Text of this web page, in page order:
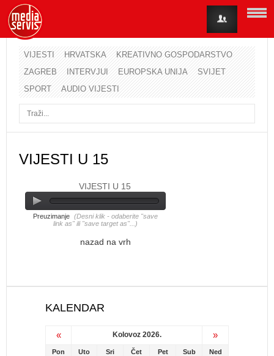
VIJESTI HRVATSKA
KREATIVNO GOSPODARSTVO
ZAGREB
INTERVJUI EUROPSKA UNIJA
SVIJET
SPORT
AUDIO VIJESTI
VIJESTI U 15
VIJESTI U 15
Preuzimanje (Desni klik - odaberite "save
link as" ili "save target as"...)
nazad na vrh
KALENDAR
« Kolovoz 2026. »
Pon Uto Sri Čet Pet Sub Ned
Korisničko ime
Lozinka
Zaboravili ste lozinku?